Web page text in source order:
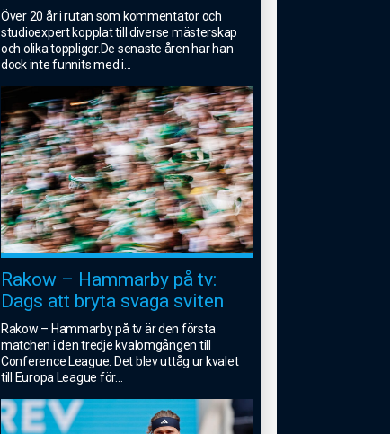
Över 20 år i rutan som kommentator och
studioexpert kopplat till diverse mästerskap
och olika toppligor.De senaste åren har han
dock inte funnits med i
Rakow – Hammarby på tv:
Dags att bryta svaga sviten
Rakow – Hammarby på tv är den första
matchen i den tredje kvalomgången till
Conference League. Det blev uttåg ur kvalet
till Europa League för...